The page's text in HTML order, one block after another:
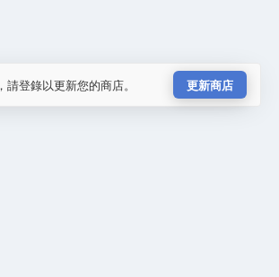
登錄以更新您的商店。 更新商店